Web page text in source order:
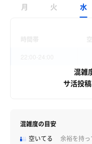
月 火 水
混雑
サ活投
混雑度の目安
空いてる
余裕を持っ